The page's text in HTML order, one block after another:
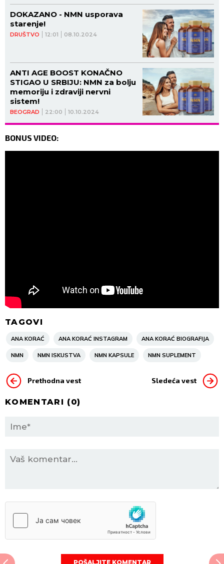
DRUŠTVO 12:01 08.10.2024
DOKAZANO - NMN usporava
starenje!
BEOGRAD 22:00 10.10.2024
ANTI AGE BOOST KONAČNO
STIGAO U SRBIJU: NMN za bolju
memoriju i zdraviji nervni
sistem!
BONUS VIDEO:
TAGOVI
ANA KORAĆ ANA KORAĆ INSTAGRAM ANA KORAĆ BIOGRAFIJA
NMN NMN ISKUSTVA NMN KAPSULE NMN SUPLEMENT
Prethodna vest Sledeća vest
KOMENTARI (0)
POŠALJITE KOMENTAR